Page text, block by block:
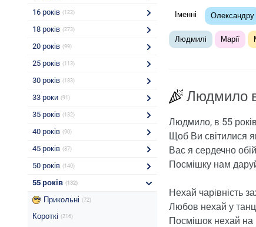
16 років (122)
18 років (273)
20 років (99)
25 років (113)
30 років (183)
33 роки (91)
35 років (132)
40 років (90)
45 років (87)
50 років (140)
55 років (132)
Прикольні (72)
Короткі (216)
Іменні Олександру
Людмилі Марії
Людмило
Людмило, в 55
Щоб Ви світилися
Вас я сердечно
Посмішку нам
Нехай чарівність
Любов нехай у
Посмішок нехай на